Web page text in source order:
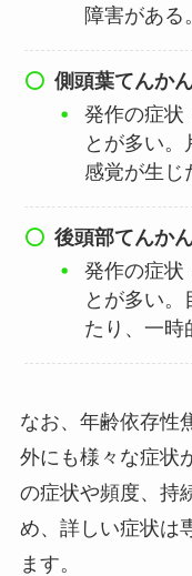
障害がある
側頭葉てんか
発作の症状
とが多い
感覚が生じ
後頭部てんか
発作の症状
とが多い。
たり、一時
なお、年齢依存性
外にも様々な症状
の症状や頻度、持
め、詳しい症状は
ます。